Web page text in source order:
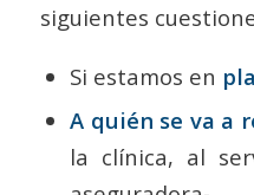
siguientes
Si estamos en
A quién se va a
la clínica, al